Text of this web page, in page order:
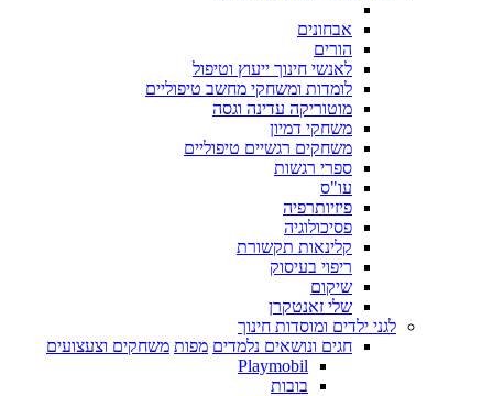
אבחונים
הורים
לאנשי חינוך ייעוץ וטיפול
לומדות ומשחקי מחשב טיפוליים
מוטוריקה עדינה וגסה
משחקי דמיון
משחקים רגשיים טיפוליים
ספרי רגשות
עו"ס
פיזיותרפיה
פסיכולוגיה
קלינאות תקשורת
ריפוי בעיסוק
שיקום
שלי זאנטקרן
לגני ילדים ומוסדות חינוך
חגים ונושאים נלמדים מפות משחקים וצעצועים
Playmobil
בובות